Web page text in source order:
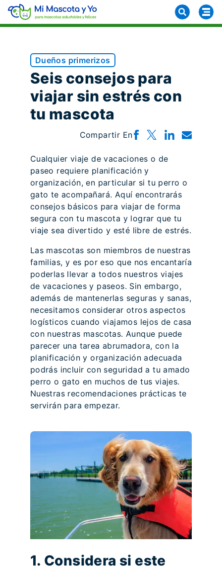
Dueños primerizos
Seis consejos para
viajar sin estrés con
tu mascota
Compartir En
Cualquier viaje de vacaciones o de
paseo requiere planificación y
organización, en particular si tu perro o
gato te acompañará. Aquí encontrarás
consejos básicos para viajar de forma
segura con tu mascota y lograr que tu
viaje sea divertido y esté libre de estrés.
Las mascotas son miembros de nuestras
familias, y es por eso que nos encantaría
poderlas llevar a todos nuestros viajes
de vacaciones y paseos. Sin embargo,
además de mantenerlas seguras y sanas,
necesitamos considerar otros aspectos
logísticos cuando viajamos lejos de casa
con nuestras mascotas. Aunque puede
parecer una tarea abrumadora, con la
planificación y organización adecuada
podrás incluir con seguridad a tu amado
perro o gato en muchos de tus viajes.
Nuestras recomendaciones prácticas te
servirán para empezar.
1. Considera si este